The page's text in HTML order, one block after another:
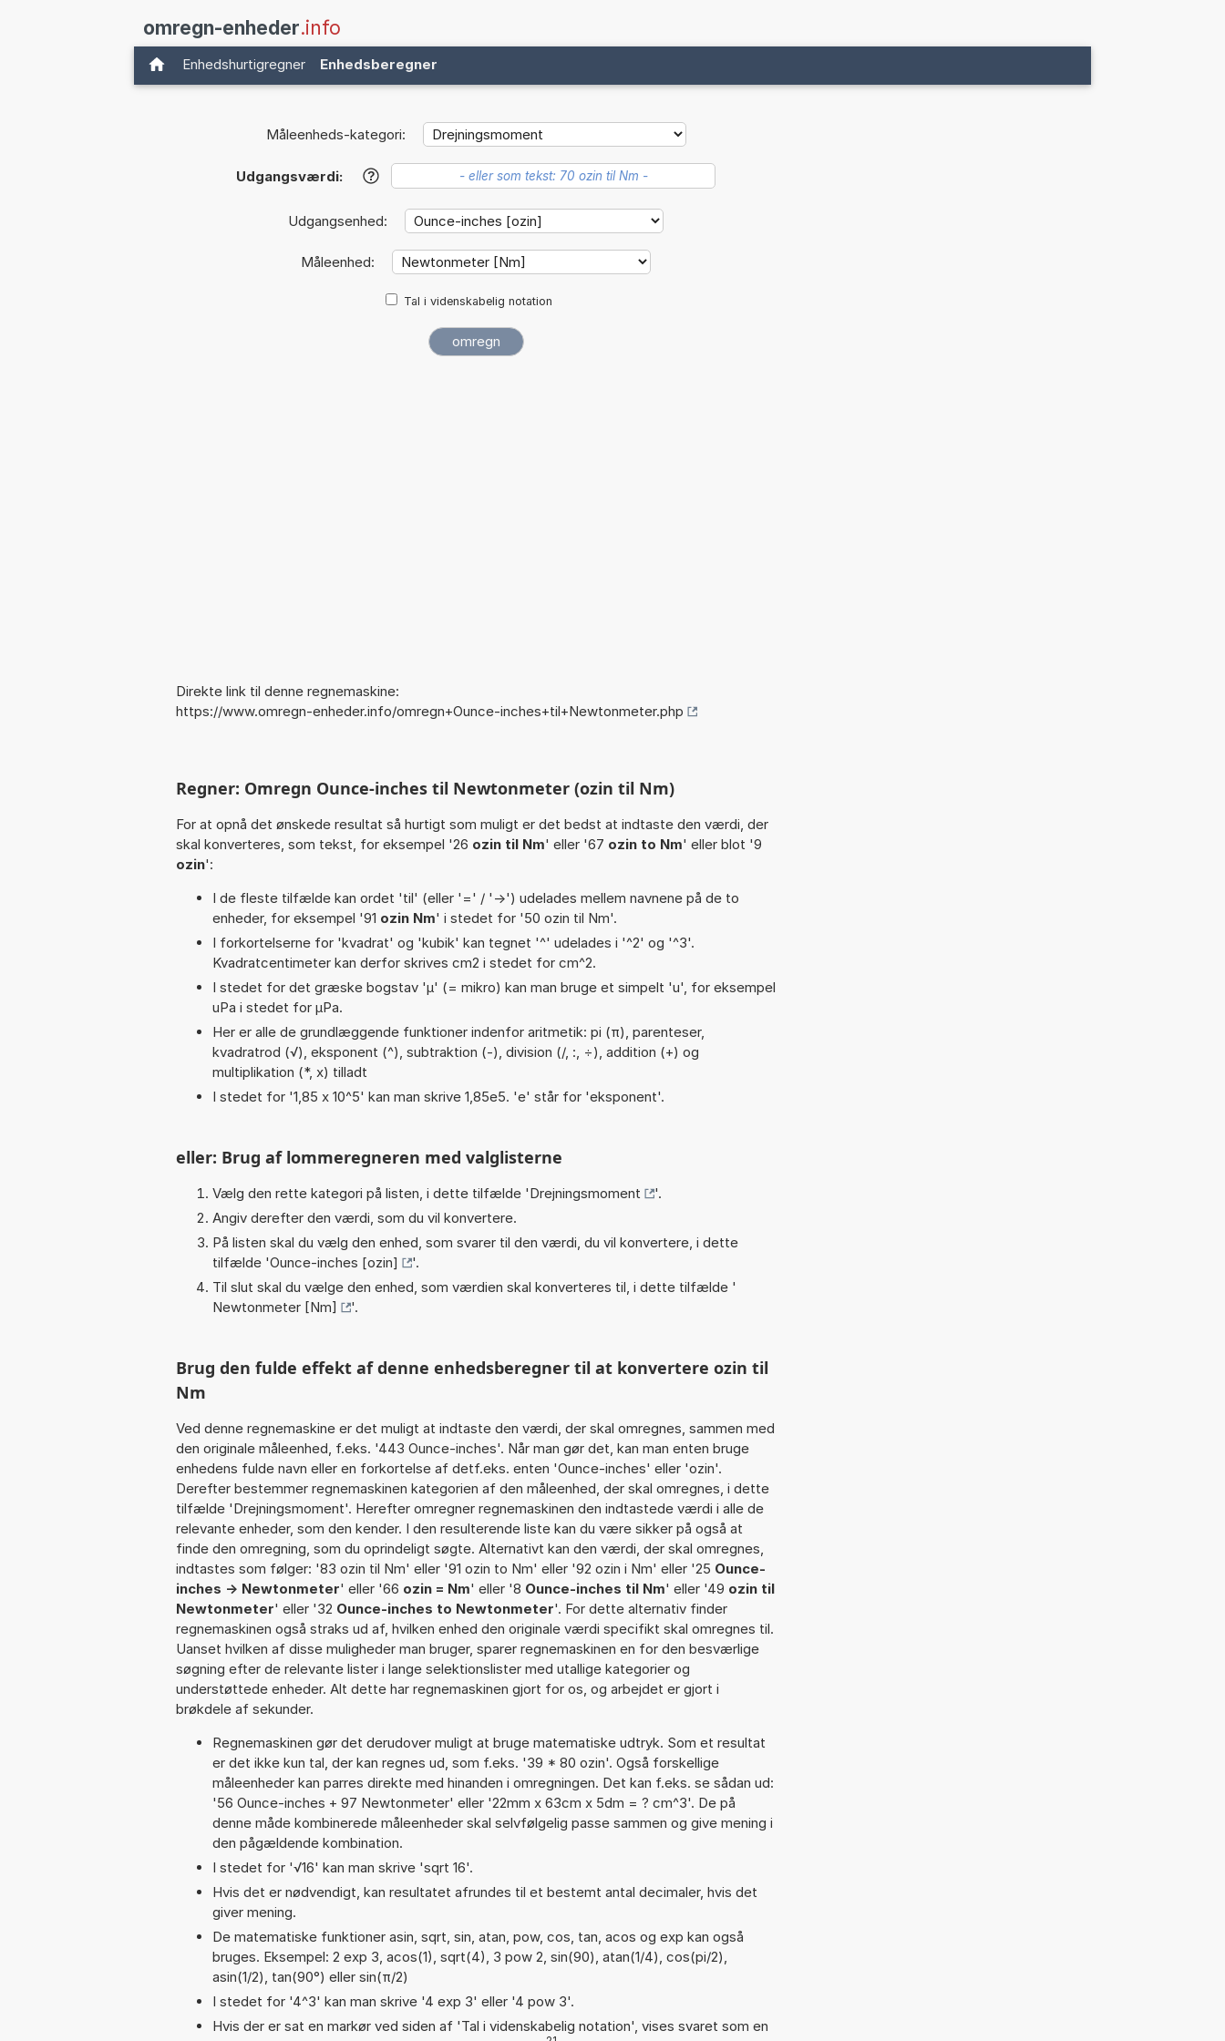
omregn-enheder.info
Enhedshurtigregner Enhedsberegner
Måleenheds-kategori:
Udgangsværdi: ?
Udgangsenhed:
Måleenhed:
Tal i videnskabelig notation
Direkte link til denne regnemaskine:
https://www.omregn-enheder.info/omregn+Ounce-inches+til+Newtonmeter.php
Regner: Omregn Ounce-inches til Newtonmeter (ozin til Nm)
For at opnå det ønskede resultat så hurtigt som muligt er det bedst at indtaste den værdi, der
skal konverteres, som tekst, for eksempel '26 ozin til Nm' eller '67 ozin to Nm' eller blot '9
ozin':
I de fleste tilfælde kan ordet 'til' (eller '=' / '->') udelades mellem navnene på de to
enheder, for eksempel '91 ozin Nm' i stedet for '50 ozin til Nm'.
I forkortelserne for 'kvadrat' og 'kubik' kan tegnet '^' udelades i '^2' og '^3'.
Kvadratcentimeter kan derfor skrives cm2 i stedet for cm^2.
I stedet for det græske bogstav 'µ' (= mikro) kan man bruge et simpelt 'u', for eksempel
uPa i stedet for µPa.
Her er alle de grundlæggende funktioner indenfor aritmetik: pi (π), parenteser,
kvadratrod (√), eksponent (^), subtraktion (-), division (/, :, ÷), addition (+) og
multiplikation (*, x) tilladt
I stedet for '1,85 x 10^5' kan man skrive 1,85e5. 'e' står for 'eksponent'.
eller: Brug af lommeregneren med valglisterne
Vælg den rette kategori på listen, i dette tilfælde 'Drejningsmoment
'.
Angiv derefter den værdi, som du vil konvertere.
På listen skal du vælg den enhed, som svarer til den værdi, du vil konvertere, i dette
tilfælde 'Ounce-inches [ozin]
'.
Til slut skal du vælge den enhed, som værdien skal konverteres til, i dette tilfælde '
Newtonmeter [Nm]
'.
Brug den fulde effekt af denne enhedsberegner til at konvertere ozin til
Nm
Ved denne regnemaskine er det muligt at indtaste den værdi, der skal omregnes, sammen med
den originale måleenhed, f.eks. '443 Ounce-inches'. Når man gør det, kan man enten bruge
enhedens fulde navn eller en forkortelse af detf.eks. enten 'Ounce-inches' eller 'ozin'.
Derefter bestemmer regnemaskinen kategorien af den måleenhed, der skal omregnes, i dette
tilfælde 'Drejningsmoment'. Herefter omregner regnemaskinen den indtastede værdi i alle de
relevante enheder, som den kender. I den resulterende liste kan du være sikker på også at
finde den omregning, som du oprindeligt søgte. Alternativt kan den værdi, der skal omregnes,
indtastes som følger: '83 ozin til Nm' eller '91 ozin to Nm' eller '92 ozin i Nm' eller '25 Ounce-
inches -> Newtonmeter' eller '66 ozin = Nm' eller '8 Ounce-inches til Nm' eller '49 ozin til
Newtonmeter' eller '32 Ounce-inches to Newtonmeter'. For dette alternativ finder
regnemaskinen også straks ud af, hvilken enhed den originale værdi specifikt skal omregnes til.
Uanset hvilken af disse muligheder man bruger, sparer regnemaskinen en for den besværlige
søgning efter de relevante lister i lange selektionslister med utallige kategorier og
understøttede enheder. Alt dette har regnemaskinen gjort for os, og arbejdet er gjort i
brøkdele af sekunder.
Regnemaskinen gør det derudover muligt at bruge matematiske udtryk. Som et resultat
er det ikke kun tal, der kan regnes ud, som f.eks. '39 * 80 ozin'. Også forskellige
måleenheder kan parres direkte med hinanden i omregningen. Det kan f.eks. se sådan ud:
'56 Ounce-inches + 97 Newtonmeter' eller '22mm x 63cm x 5dm = ? cm^3'. De på
denne måde kombinerede måleenheder skal selvfølgelig passe sammen og give mening i
den pågældende kombination.
I stedet for '√16' kan man skrive 'sqrt 16'.
Hvis det er nødvendigt, kan resultatet afrundes til et bestemt antal decimaler, hvis det
giver mening.
De matematiske funktioner asin, sqrt, sin, atan, pow, cos, tan, acos og exp kan også
bruges. Eksempel: 2 exp 3, acos(1), sqrt(4), 3 pow 2, sin(90), atan(1/4), cos(pi/2),
asin(1/2), tan(90°) eller sin(π/2)
I stedet for '4^3' kan man skrive '4 exp 3' eller '4 pow 3'.
Hvis der er sat en markør ved siden af 'Tal i videnskabelig notation', vises svaret som en